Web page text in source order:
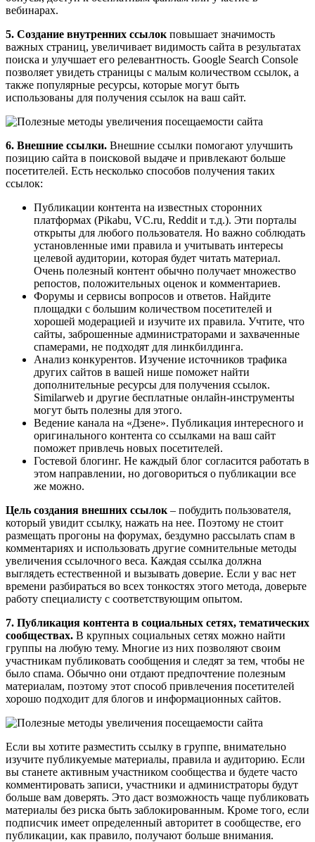
вебинарах.
5. Создание внутренних ссылок повышает значимость
важных страниц, увеличивает видимость сайта в результатах
поиска и улучшает его релевантность. Google Search Console
позволяет увидеть страницы с малым количеством ссылок, а
также популярные ресурсы, которые могут быть
использованы для получения ссылок на ваш сайт.
6. Внешние ссылки. Внешние ссылки помогают улучшить
позицию сайта в поисковой выдаче и привлекают больше
посетителей. Есть несколько способов получения таких
ссылок:
Публикации контента на известных сторонних
платформах (Pikabu, VC.ru, Reddit и т.д.). Эти порталы
открыты для любого пользователя. Но важно соблюдать
установленные ими правила и учитывать интересы
целевой аудитории, которая будет читать материал.
Очень полезный контент обычно получает множество
репостов, положительных оценок и комментариев.
Форумы и сервисы вопросов и ответов. Найдите
площадки с большим количеством посетителей и
хорошей модерацией и изучите их правила. Учтите, что
сайты, заброшенные администраторами и захваченные
спамерами, не подходят для линкбилдинга.
Анализ конкурентов. Изучение источников трафика
других сайтов в вашей нише поможет найти
дополнительные ресурсы для получения ссылок.
Similarweb и другие бесплатные онлайн-инструменты
могут быть полезны для этого.
Ведение канала на «Дзене». Публикация интересного и
оригинального контента со ссылками на ваш сайт
поможет привлечь новых посетителей.
Гостевой блогинг. Не каждый блог согласится работать в
этом направлении, но договориться о публикации все
же можно.
Цель создания внешних ссылок – побудить пользователя,
который увидит ссылку, нажать на нее. Поэтому не стоит
размещать прогоны на форумах, бездумно рассылать спам в
комментариях и использовать другие сомнительные методы
увеличения ссылочного веса. Каждая ссылка должна
выглядеть естественной и вызывать доверие. Если у вас нет
времени разбираться во всех тонкостях этого метода, доверьте
работу специалисту с соответствующим опытом.
7. Публикация контента в социальных сетях, тематических
сообществах. В крупных социальных сетях можно найти
группы на любую тему. Многие из них позволяют своим
участникам публиковать сообщения и следят за тем, чтобы не
было спама. Обычно они отдают предпочтение полезным
материалам, поэтому этот способ привлечения посетителей
хорошо подходит для блогов и информационных сайтов.
Если вы хотите разместить ссылку в группе, внимательно
изучите публикуемые материалы, правила и аудиторию. Если
вы станете активным участником сообщества и будете часто
комментировать записи, участники и администраторы будут
больше вам доверять. Это даст возможность чаще публиковать
материалы без риска быть заблокированным. Кроме того, если
подписчик имеет определенный авторитет в сообществе, его
публикации, как правило, получают больше внимания.